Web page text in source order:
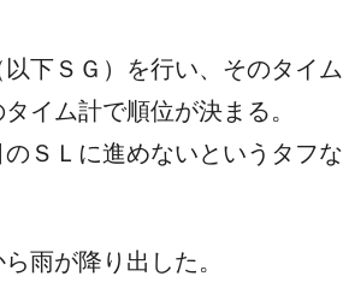
下ＳＧ）を行い、そのタイム
イム計で順位が決まる。
ＳＬに進めないというタフな
雨が降り出した。